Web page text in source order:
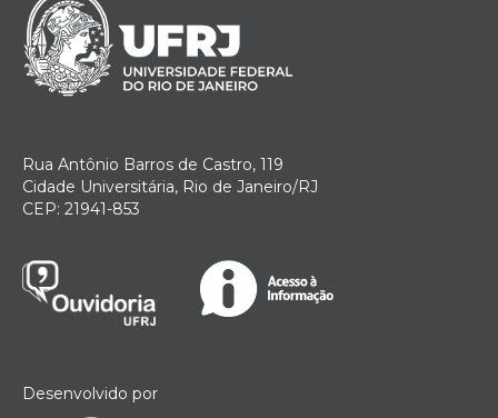
Rua Antônio Barros de Castro, 119
Cidade Universitária, Rio de Janeiro/RJ
CEP: 21941-853
Desenvolvido por